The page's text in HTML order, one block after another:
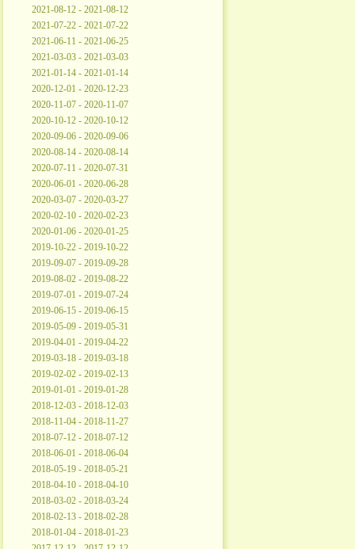
2021-08-12 - 2021-08-12
2021-07-22 - 2021-07-22
2021-06-11 - 2021-06-25
2021-03-03 - 2021-03-03
2021-01-14 - 2021-01-14
2020-12-01 - 2020-12-23
2020-11-07 - 2020-11-07
2020-10-12 - 2020-10-12
2020-09-06 - 2020-09-06
2020-08-14 - 2020-08-14
2020-07-11 - 2020-07-31
2020-06-01 - 2020-06-28
2020-03-07 - 2020-03-27
2020-02-10 - 2020-02-23
2020-01-06 - 2020-01-25
2019-10-22 - 2019-10-22
2019-09-07 - 2019-09-28
2019-08-02 - 2019-08-22
2019-07-01 - 2019-07-24
2019-06-15 - 2019-06-15
2019-05-09 - 2019-05-31
2019-04-01 - 2019-04-22
2019-03-18 - 2019-03-18
2019-02-02 - 2019-02-13
2019-01-01 - 2019-01-28
2018-12-03 - 2018-12-03
2018-11-04 - 2018-11-27
2018-07-12 - 2018-07-12
2018-06-01 - 2018-06-04
2018-05-19 - 2018-05-21
2018-04-10 - 2018-04-10
2018-03-02 - 2018-03-24
2018-02-13 - 2018-02-28
2018-01-04 - 2018-01-23